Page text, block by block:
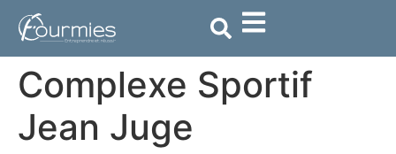
principal
Complexe Sportif
Jean Juge